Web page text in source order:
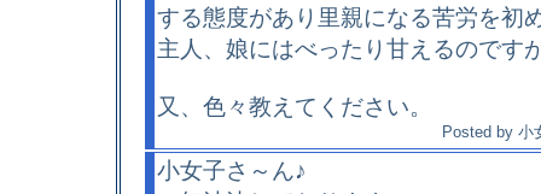
する態度があり里親になる苦労を初
主人、娘にはべったり甘えるので
又、色々教えてください。
Posted by 小
小女子さ～ん♪